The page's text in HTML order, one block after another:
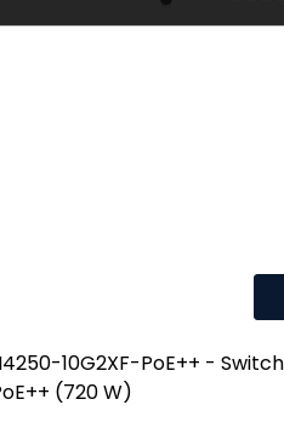
10G2XF-PoE++ -
(720 W)